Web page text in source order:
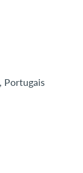
Portugais